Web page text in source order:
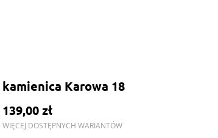
kamienica Karowa 18
139,00 zł
WIĘCEJ DOSTĘPNYCH WARIANTÓW